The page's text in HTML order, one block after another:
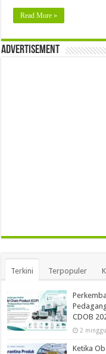
Read More »
Advertisement
Terkini Terpopuler
CDOB
2
Ketika